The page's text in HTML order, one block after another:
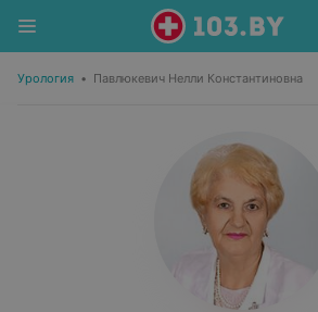
Урология • Павлюкевич Нелли Константиновна